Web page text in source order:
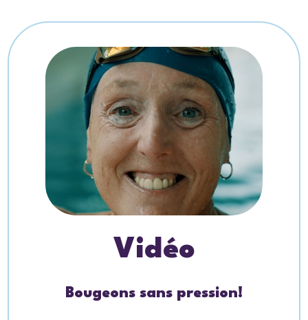
Vidéo
Bougeons sans pression!